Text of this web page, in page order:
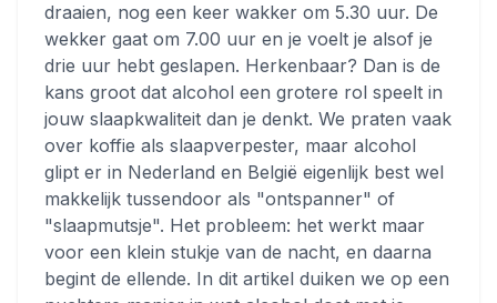
draaien, nog een keer wakker om 5.30 uur. De
wekker gaat om 7.00 uur en je voelt je alsof je
drie uur hebt geslapen. Herkenbaar? Dan is de
kans groot dat alcohol een grotere rol speelt in
jouw slaapkwaliteit dan je denkt. We praten vaak
over koffie als slaapverpester, maar alcohol
glipt er in Nederland en België eigenlijk best wel
makkelijk tussendoor als "ontspanner" of
"slaapmutsje". Het probleem: het werkt maar
voor een klein stukje van de nacht, en daarna
begint de ellende. In dit artikel duiken we op een